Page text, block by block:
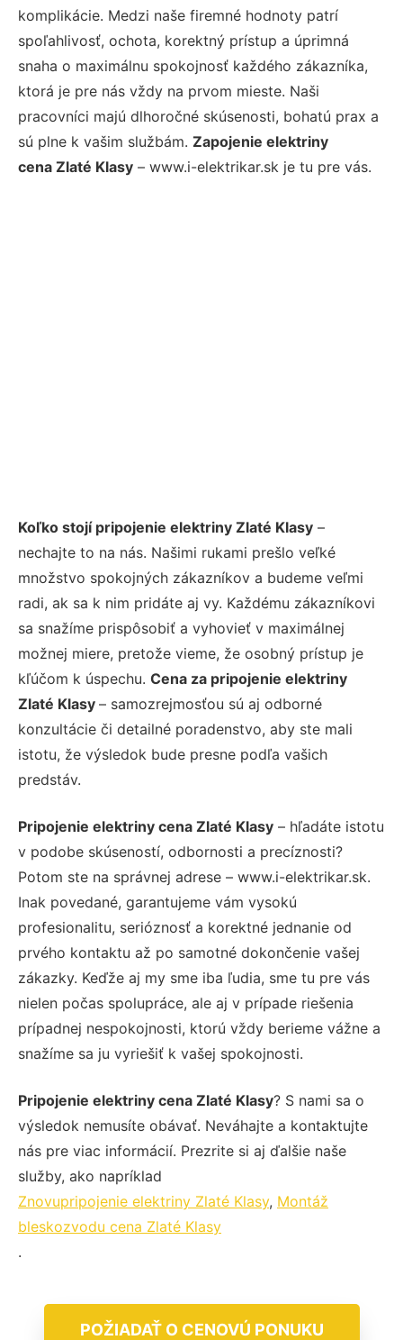
komplikácie. Medzi naše firemné hodnoty patrí
spoľahlivosť, ochota, korektný prístup a úprimná
snaha o maximálnu spokojnosť každého zákazníka,
ktorá je pre nás vždy na prvom mieste. Naši
pracovníci majú dlhoročné skúsenosti, bohatú prax a
sú plne k vašim službám. Zapojenie elektriny
cena Zlaté Klasy – www.i-elektrikar.sk je tu pre vás.
Koľko stojí pripojenie elektriny Zlaté Klasy –
nechajte to na nás. Našimi rukami prešlo veľké
množstvo spokojných zákazníkov a budeme veľmi
radi, ak sa k nim pridáte aj vy. Každému zákazníkovi
sa snažíme prispôsobiť a vyhovieť v maximálnej
možnej miere, pretože vieme, že osobný prístup je
kľúčom k úspechu. Cena za pripojenie elektriny
Zlaté Klasy – samozrejmosťou sú aj odborné
konzultácie či detailné poradenstvo, aby ste mali
istotu, že výsledok bude presne podľa vašich
predstáv.
Pripojenie elektriny cena Zlaté Klasy – hľadáte istotu
v podobe skúseností, odbornosti a precíznosti?
Potom ste na správnej adrese – www.i-elektrikar.sk.
Inak povedané, garantujeme vám vysokú
profesionalitu, serióznosť a korektné jednanie od
prvého kontaktu až po samotné dokončenie vašej
zákazky. Keďže aj my sme iba ľudia, sme tu pre vás
nielen počas spolupráce, ale aj v prípade riešenia
prípadnej nespokojnosti, ktorú vždy berieme vážne a
snažíme sa ju vyriešiť k vašej spokojnosti.
Pripojenie elektriny cena Zlaté Klasy? S nami sa o
výsledok nemusíte obávať. Neváhajte a kontaktujte
nás pre viac informácií. Prezrite si aj ďalšie naše
služby, ako napríklad
Znovupripojenie elektriny Zlaté Klasy, Montáž
bleskozvodu cena Zlaté Klasy
.
POŽIADAŤ O CENOVÚ PONUKU